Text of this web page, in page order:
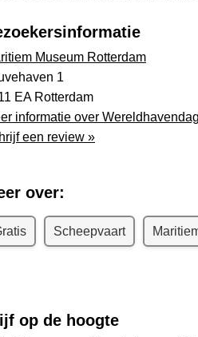
Museum Rotterdam
1
EA Rotterdam
informatie over
een review »
over:
Scheepvaart
op de hoogte